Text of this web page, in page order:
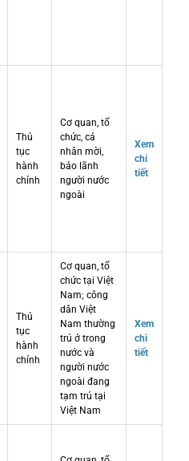
Thủ
tục
hành
chính
Cơ quan, tổ
chức, cá
nhân mời,
bảo lãnh
người nước
ngoài
Xem
chi
tiết
Thủ
tục
hành
chính
Cơ quan, tổ
chức tại Việt
Nam; công
dân Việt
Nam thường
trú ở trong
nước và
người nước
ngoài đang
tạm trú tại
Việt Nam
Xem
chi
tiết